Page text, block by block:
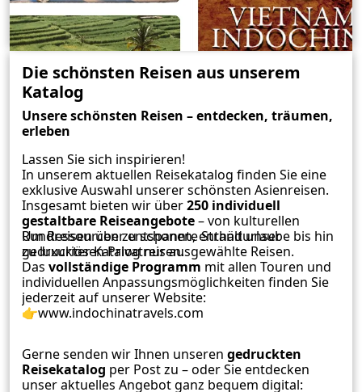
Die schönsten Reisen aus unserem
Katalog
Unsere schönsten Reisen – entdecken, träumen,
erleben
Lassen Sie sich inspirieren!
In unserem aktuellen Reisekatalog finden Sie eine
exklusive Auswahl unserer schönsten Asienreisen.
Insgesamt bieten wir über250 individuell
gestaltbare Reiseangebote– von kulturellen
Rundreisen über entspannte Strandurlaube bis hin
zu luxuriösen Privatreisen.
Um Ressourcen zu schonen, enthält unser
gedruckter Katalog nur ausgewählte Reisen.
Das vollständige Programm mit allen Touren und
individuellen Anpassungsmöglichkeiten finden Sie
jederzeit auf unserer Website:
👉www.indochinatravels.com
Gerne senden wir Ihnen unseren gedruckten
Reisekatalog per Post zu – oder Sie entdecken
unser aktuelles Angebot ganz bequem digital: